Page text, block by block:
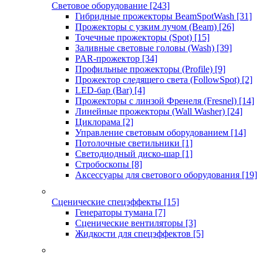
Световое оборудование [243]
Гибридные прожекторы BeamSpotWash [31]
Прожекторы с узким лучом (Beam) [26]
Точечные прожекторы (Spot) [15]
Заливные световые головы (Wash) [39]
PAR-прожектор [34]
Профильные прожекторы (Profile) [9]
Прожектор следящего света (FollowSpot) [2]
LED-бар (Bar) [4]
Прожекторы с линзой Френеля (Fresnel) [14]
Линейные прожекторы (Wall Washer) [24]
Циклорама [2]
Управление световым оборудованием [14]
Потолочные светильники [1]
Светодиодный диско-шар [1]
Стробоскопы [8]
Аксессуары для светового оборудования [19]
Сценические спецэффекты [15]
Генераторы тумана [7]
Сценические вентиляторы [3]
Жидкости для спецэффектов [5]